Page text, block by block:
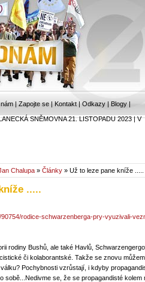
| Zapojte se | Kontakt | Odkazy | Blogy |
SNĚMOVNA 21. LISTOPADU 2023|V
Chalupa » Články » Už to leze pane kníže .....
.....
rodice-schwarzenberga-pry-vyuzivali-
rodiny Bushů, ale také Havlů,
či kolaborantské. Takže se znovu
Pochybnosti vzrůstají, i kdyby
sobě...Nedivme se, že se propagandisté kolem